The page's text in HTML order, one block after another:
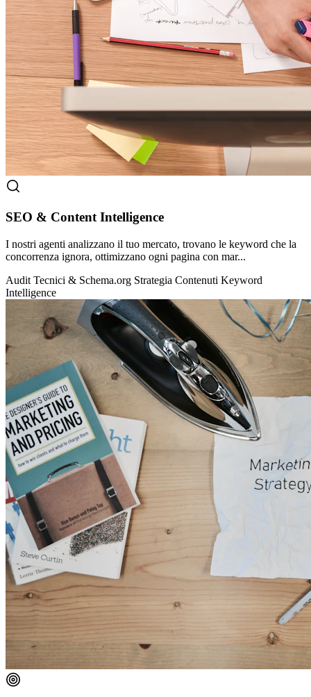
SEO & Content Intelligence
I nostri agenti analizzano il tuo mercato, trovano le keyword che la
concorrenza ignora, ottimizzano ogni pagina con mar...
Audit Tecnici & Schema.org Strategia Contenuti Keyword
Intelligence